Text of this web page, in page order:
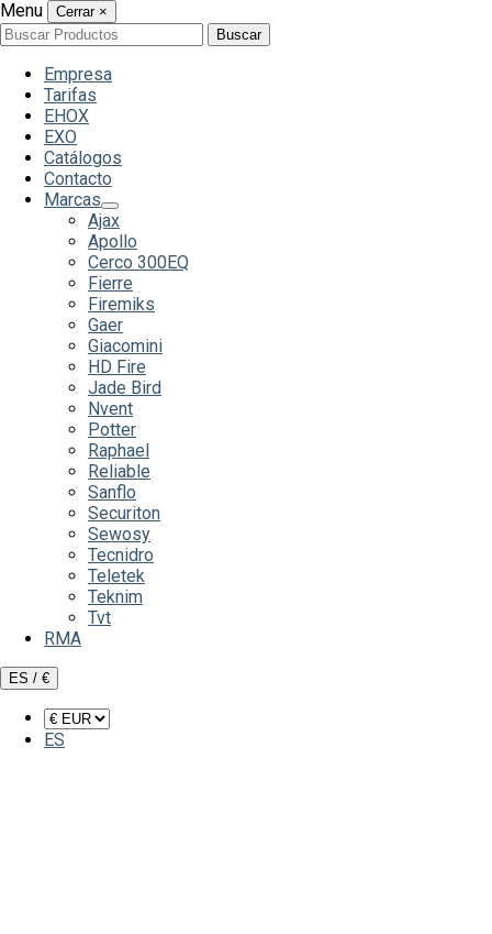
Menu Cerrar ×
Buscar
por:
Buscar
Empresa
Tarifas
EHOX
EXO
Catálogos
Contacto
Marcas
Ajax
Apollo
Cerco 300EQ
Fierre
Firemiks
Gaer
Giacomini
HD Fire
Jade Bird
Nvent
Potter
Raphael
Reliable
Sanflo
Securiton
Sewosy
Tecnidro
Teletek
Teknim
Tvt
RMA
ES / €
ES